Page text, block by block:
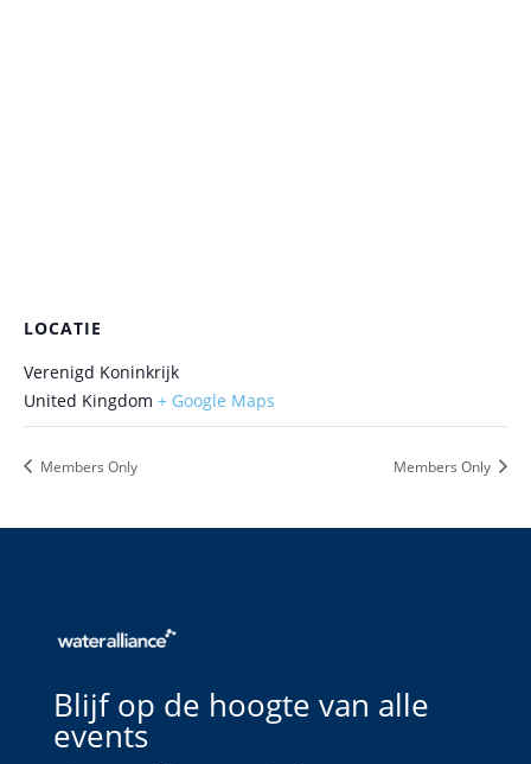
LOCATIE
Verenigd Koninkrijk
United Kingdom + Google Maps
Members Only Members Only
Blijf op de hoogte van alle
events